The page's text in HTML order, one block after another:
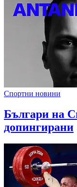
Спортни новини
Българи на
допингирани